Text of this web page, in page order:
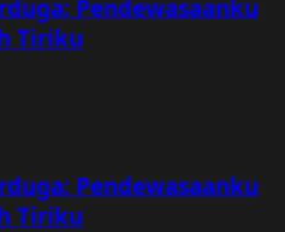
Pendewasaanku
Tiriku
Pendewasaanku
Tiriku